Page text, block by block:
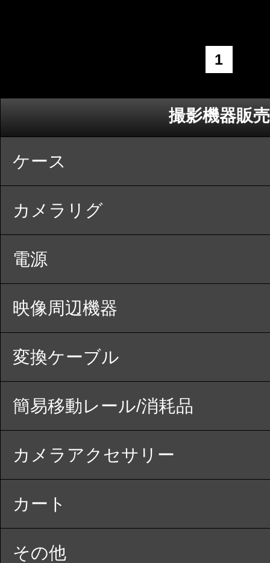
1
撮影機器販売
ケース
カメラリグ
電源
映像周辺機器
変換ケーブル
簡易移動レール/消耗品
カメラアクセサリー
カート
その他